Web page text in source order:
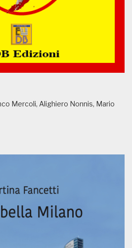
Mercoli, Alighiero Nonnis, Mario